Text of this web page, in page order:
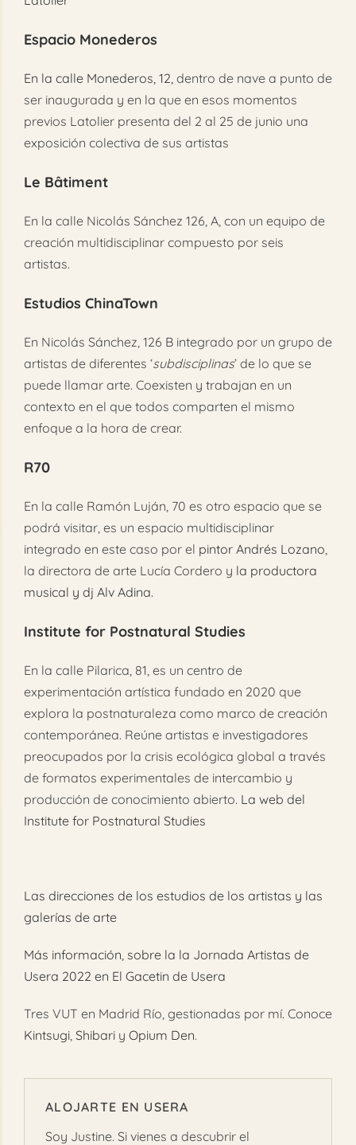
Espacio Monederos
En la calle Monederos, 12,dentro de nave a punto de
ser inaugurada y en la que en esos momentos
previos Latolier presenta del 2 al 25 de junio una
exposición colectiva de sus artistas
Le Bâtiment
En la calle Nicolás Sánchez 126, A, con un equipo de
creación multidisciplinar compuesto por seis
artistas.
Estudios ChinaTown
En Nicolás Sánchez, 126 B integrado por un grupo de
artistas de diferentes ‘subdisciplinas’ de lo que se
puede llamar arte. Coexisten y trabajan en un
contexto en el que todos comparten el mismo
enfoque a la hora de crear.
R70
En la calle Ramón Luján, 70 es otro espacio que se
podrá visitar, es un espacio multidisciplinar
integrado en este caso por el pintor Andrés Lozano
la directora de arte Lucía Cordero y la productora
musical y dj Alv Adina.
Institute for Postnatural Studies
En la calle Pilarica, 81, es un centro de
experimentación artística fundado en 2020 que
explora la postnaturaleza como marco de creación
contemporánea. Reúne artistas e investigadores
preocupados por la crisis ecológica global a través
de formatos experimentales de intercambio y
producción de conocimiento abierto. La web del
Institute for Postnatural Studies
Las direcciones de los estudios de los artistas y las
galerías de arte
Más información, sobre la la Jornada Artistas de
Usera 2022 en El Gacetin de Usera
Tres VUT en Madrid Río, gestionadas por mí. Conoce
Kintsugi Shibari y Opium Den.
ALOJARTE EN USERA
Soy Justine. Si vienes a descubrir el